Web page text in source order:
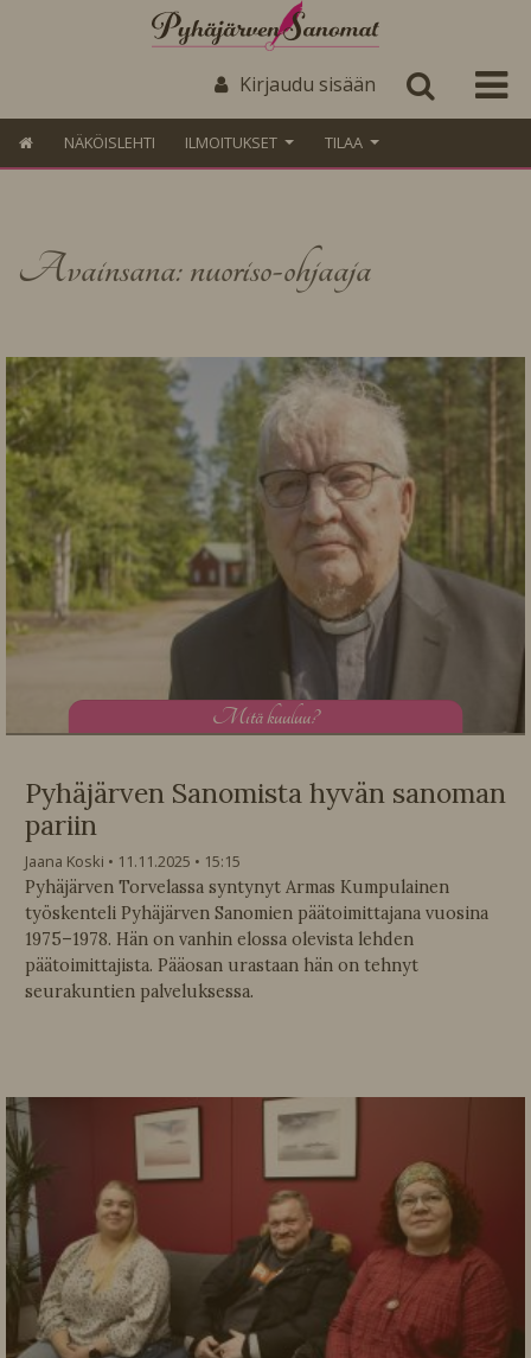
Kirjaudu sisään
NÄKÖISLEHTI ILMOITUKSET TILAA
Avainsana: nuoriso-ohjaaja
Mitä kuuluu?
Pyhäjärven Sanomista hyvän sanoman
pariin
Jaana Koski 11.11.2025
15:15
Pyhäjärven Torvelassa syntynyt Armas Kumpulainen
työskenteli Pyhäjärven Sanomien päätoimittajana vuosina
1975–1978. Hän on vanhin elossa olevista lehden
päätoimittajista. Pääosan urastaan hän on tehnyt
seurakuntien palveluksessa.